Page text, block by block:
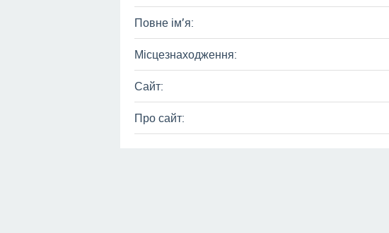
Повне ім’я:
Місцезнаходження:
Сайт:
Про сайт: